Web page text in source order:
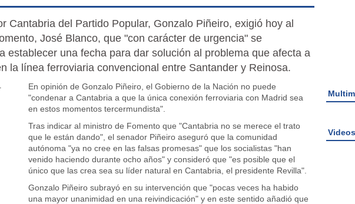
Cantabria del Partido Popular, Gonzalo Piñeiro, exigió hoy al
José Blanco, que "con carácter de urgencia" se
establecer una fecha para dar solución al problema que afecta a
la línea ferroviaria convencional entre Santander y Reinosa.
En opinión de Gonzalo Piñeiro, el Gobierno de la Nación no puede
"condenar a Cantabria a que la única conexión ferroviaria con Madrid sea
en estos momentos tercermundista".
Tras indicar al ministro de Fomento que "Cantabria no se merece el trato
que le están dando", el senador Piñeiro aseguró que la comunidad
autónoma "ya no cree en las falsas promesas" que los socialistas "han
venido haciendo durante ocho años" y consideró que "es posible que el
único que las crea sea su líder natural en Cantabria, el presidente Revilla".
Gonzalo Piñeiro subrayó en su intervención que "pocas veces ha habido
una mayor unanimidad en una reivindicación" y en este sentido añadió que